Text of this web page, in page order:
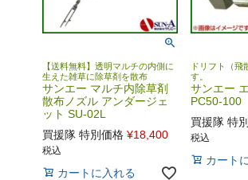
【送料無料】透明マルチの内側に
生えた雑草に除草剤を散布
サンエー マルチ内除草剤
散布ノズル アンダージェ
ット SU-02L
買援隊 特別価格 ¥18,400
税込
カートに入れる
ドリフト（飛
す。
サンエー
PC50-100
買援隊 特
税込
カート